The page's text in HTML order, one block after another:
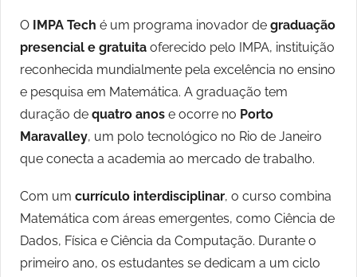
O IMPA Tech é um programa inovador de graduação
presencial e gratuita oferecido pelo IMPA, instituição
reconhecida mundialmente pela excelência no ensino
e pesquisa em Matemática. A graduação tem
duração de quatro anos e ocorre no Porto
Maravalley, um polo tecnológico no Rio de Janeiro
que conecta a academia ao mercado de trabalho.
Com um currículo interdisciplinar, o curso combina
Matemática com áreas emergentes, como Ciência de
Dados, Física e Ciência da Computação. Durante o
primeiro ano, os estudantes se dedicam a um ciclo